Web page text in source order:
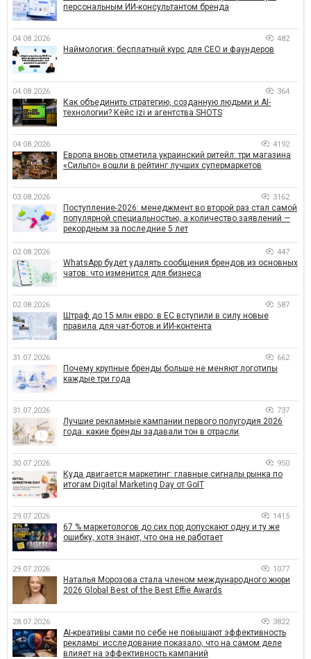
персональным ИИ-консультантом бренда
04.08.2026 482
Наймология: бесплатный курс для CEO и фаундеров
04.08.2026 364
Как объединить стратегию, созданную людьми и AI-
технологии? Кейс izi и агентства SHOTS
04.08.2026 4192
Европа вновь отметила украинский ритейл: три магазина
«Сильпо» вошли в рейтинг лучших супермаркетов
03.08.2026 3162
Поступление-2026: менеджмент во второй раз стал самой
популярной специальностью, а количество заявлений —
рекордным за последние 5 лет
02.08.2026 447
WhatsApp будет удалять сообщения брендов из основных
чатов: что изменится для бизнеса
02.08.2026 587
Штраф до 15 млн евро: в ЕС вступили в силу новые
правила для чат-ботов и ИИ-контента
31.07.2026 662
Почему крупные бренды больше не меняют логотипы
каждые три года
31.07.2026 737
Лучшие рекламные кампании первого полугодия 2026
года: какие бренды задавали тон в отрасли
30.07.2026 950
Куда двигается маркетинг: главные сигналы рынка по
итогам Digital Marketing Day от GoIT
29.07.2026 1415
67 % маркетологов до сих пор допускают одну и ту же
ошибку, хотя знают, что она не работает
29.07.2026 1077
Наталья Морозова стала членом международного жюри
2026 Global Best of the Best Effie Awards
28.07.2026 3822
AI-креативы сами по себе не повышают эффективность
рекламы: исследование показало, что на самом деле
влияет на эффективность кампаний